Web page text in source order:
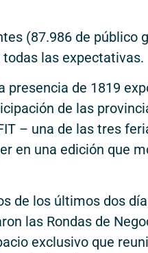
(87.986 de público
todas las expectativas.
presencia de 1819
de las
– una de las tres
en una edición que
de los últimos dos
las Rondas de
exclusivo que